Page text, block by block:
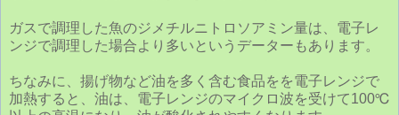
ガスで調理した魚のジメチルニトロソアミン量は、電子レ
ンジで調理した場合より多いというデーターもあります。
ちなみに、揚げ物など油を多く含む食品をを電子レンジで
加熱すると、油は、電子レンジのマイクロ波を受けて100℃